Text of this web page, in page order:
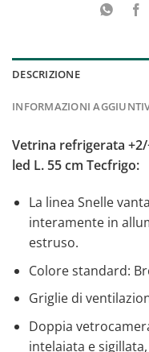
DESCRIZIONE
INFORMAZIONI
Vetrina refrigerata
led L. 55 cm Tecfrigo:
La linea Snelle
interamente in
estruso.
Colore standard:
Griglie di
Doppia
intelaiata e